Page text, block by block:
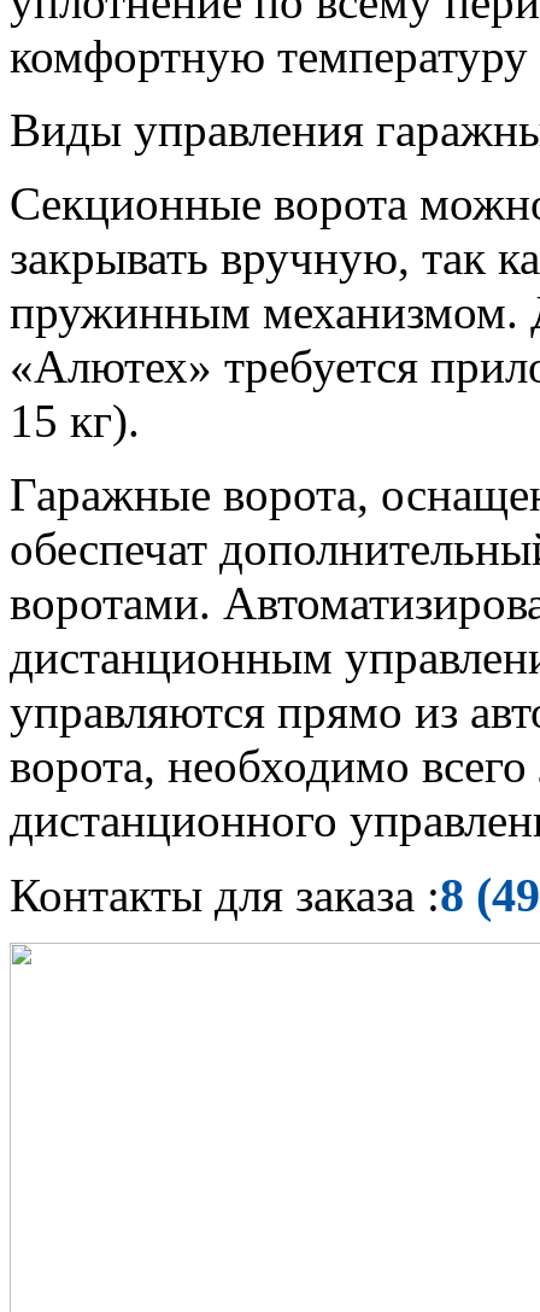
комфортную температуру
Виды управления
Секционные ворота
закрывать вручную, так
пружинным механизмом.
«Алютех» требуется
15 кг).
Гаражные ворота,
обеспечат
воротами.
дистанционным
управляются прямо из
ворота, необходимо
дистанционного
Контакты для заказа :8